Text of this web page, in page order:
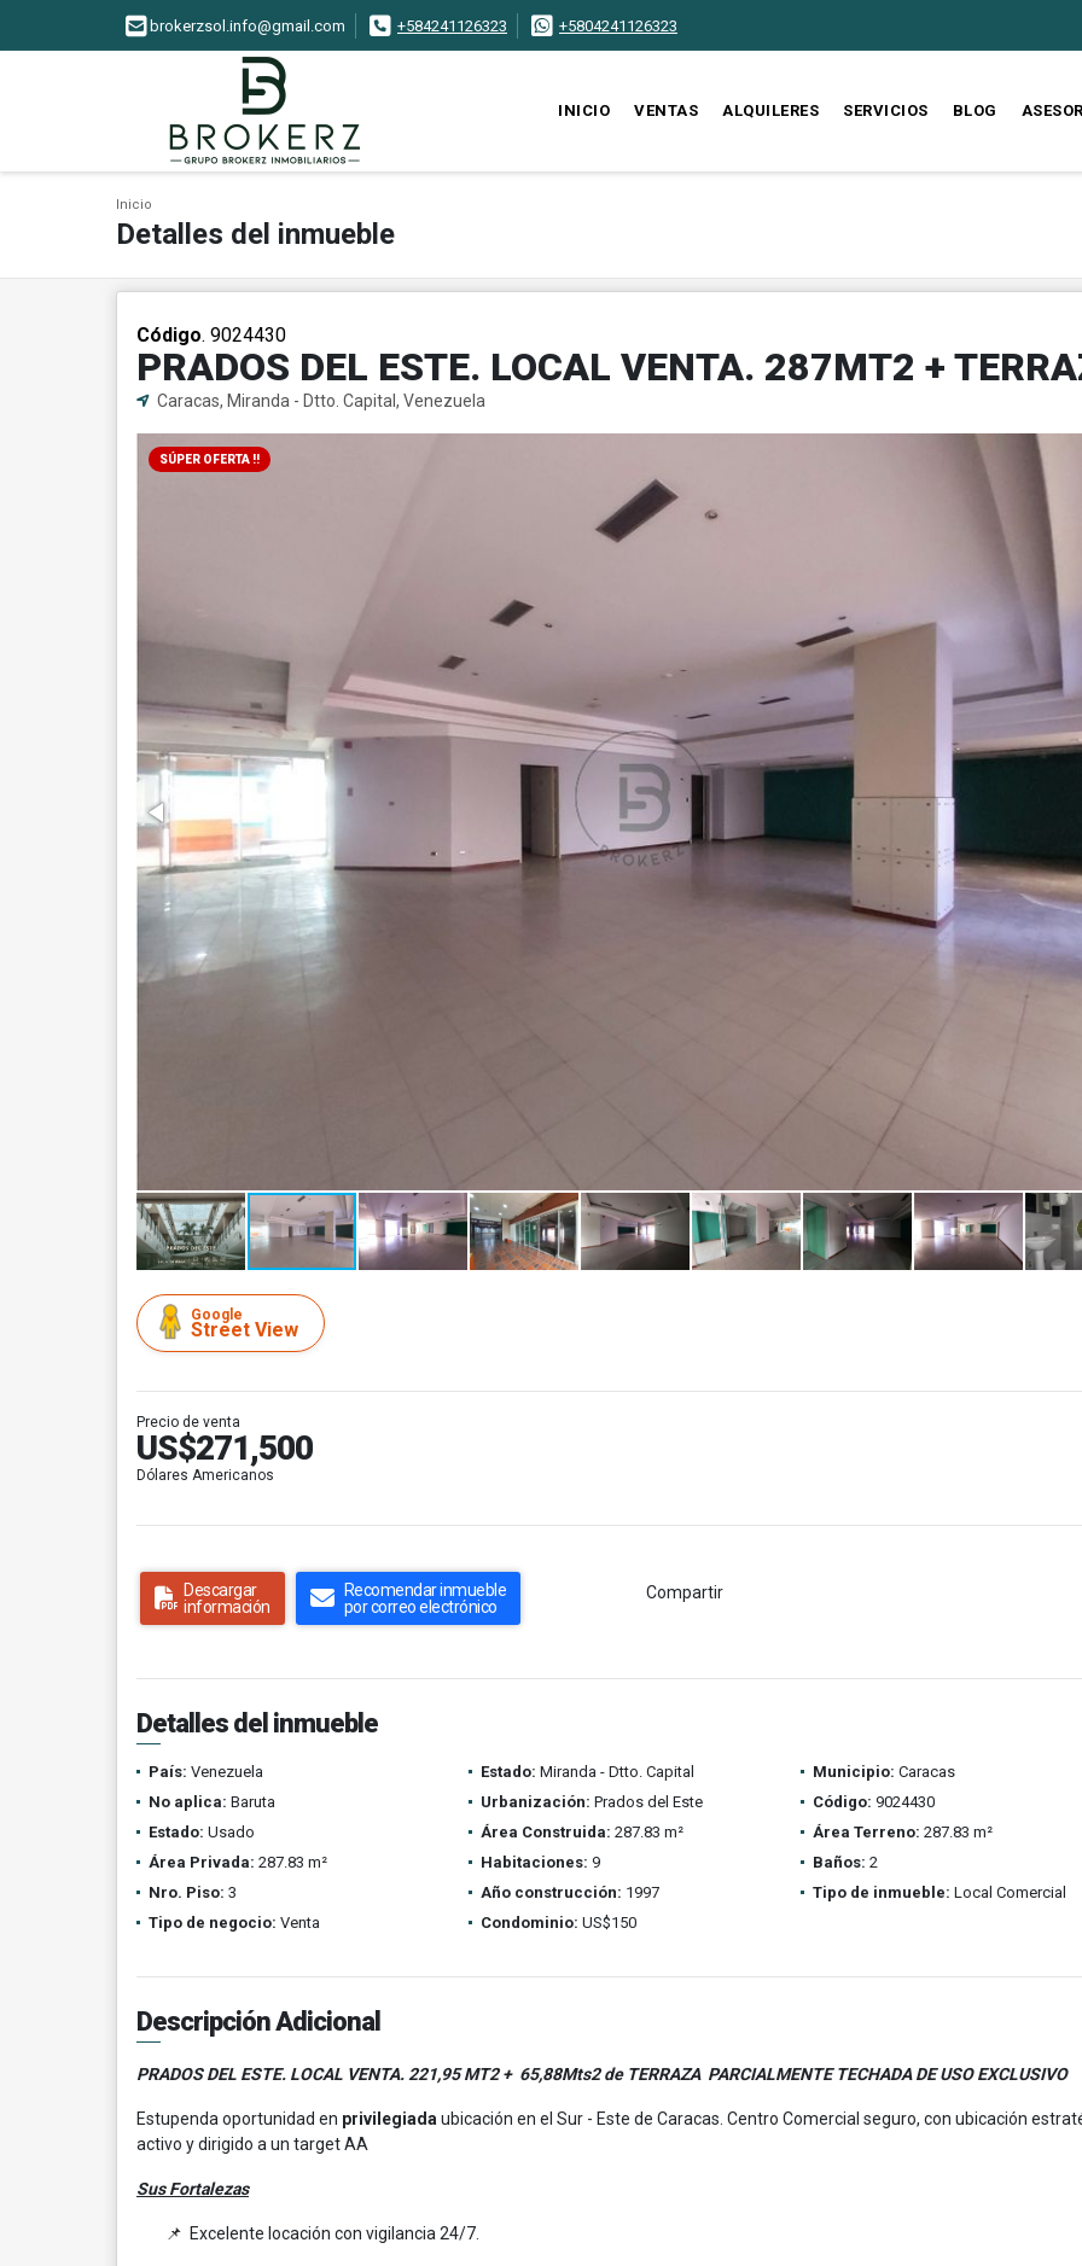
brokerzsol.info@gmail.com +584241126323 +5804241126323
INICIO VENTAS ALQUILERES SERVICIOS BLOG
Inicio
Detalles del inmueble
Código. 9024430
PRADOS DEL ESTE. LOCAL VENTA. 287MT2 +
Caracas, Miranda - Dtto. Capital, Venezuela
SÚPER OFERTA !!
Google
Street View
Precio de venta
US$271,500
Dólares Americanos
Descargar
información
Recomendar inmueble
por correo electrónico
Compartir
Detalles del inmueble
País: Venezuela Estado: Miranda - Dtto. Capital Municipio: Caracas
No aplica: Baruta Urbanización: Prados del Este Código: 9024430
Estado: Usado Área Construida: 287.83 m² Área Terreno: 287.83 m²
Área Privada: 287.83 m² Habitaciones: 9 Baños: 2
Nro. Piso: 3 Año construcción: 1997 Tipo de inmueble: Local Comercial
Tipo de negocio: Venta Condominio: US$150
Descripción Adicional
PRADOS DEL ESTE. LOCAL VENTA. 221,95 MT2 + 65,88Mts2 de TERRAZA PARCIALMENTE TECHADA DE USO EXCLUSIVO
Estupenda oportunidad en privilegiada ubicación en el Sur - Este de Caracas. Centro Comercial seguro, con ubicación
activo y dirigido a un target AA
Sus Fortalezas
📌 Excelente locación con vigilancia 24/7.